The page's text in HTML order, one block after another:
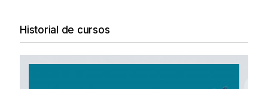
Historial de cursos